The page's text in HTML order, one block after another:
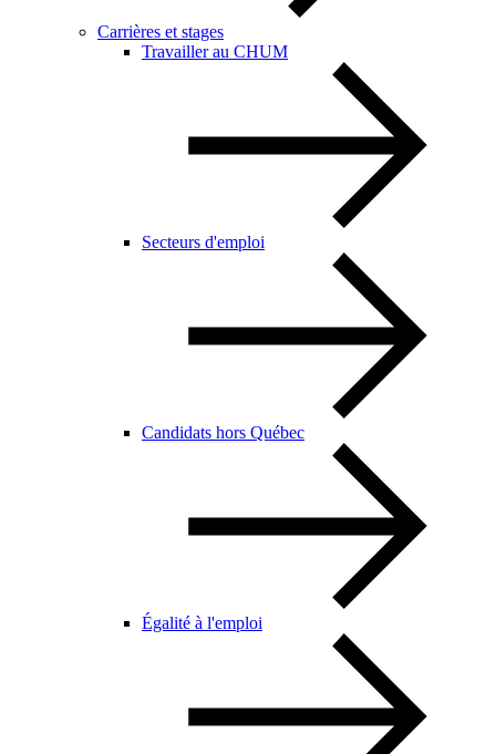
Carrières et stages
Travailler au CHUM
Secteurs d'emploi
Candidats hors Québec
Égalité à l'emploi